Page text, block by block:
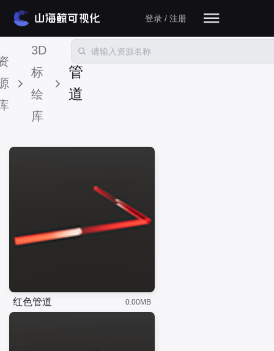
登录 / 注册
3D
标
绘
库
管
道
红色管道 0.00MB